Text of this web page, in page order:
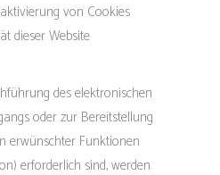
von Cookies
dieser Website
des elektronischen
oder zur Bereitstellung
erwünschter Funktionen
erforderlich sind, werden